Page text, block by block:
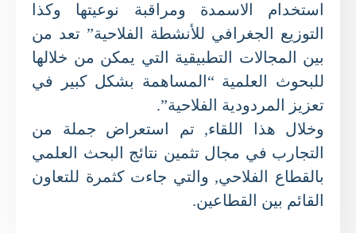
استخدام الاسمدة ومراقبة نوعيتها وكذا
التوزيع الجغرافي للأنشطة الفلاحية” تعد من
بين المجالات التطبيقية التي يمكن من خلالها
للبحوث العلمية “المساهمة بشكل كبير في
تعزيز المردودية الفلاحية”.
وخلال هذا اللقاء, تم استعراض جملة من
التجارب في مجال تثمين نتائج البحث العلمي
بالقطاع الفلاحي, والتي جاءت كثمرة للتعاون
القائم بين القطاعين.